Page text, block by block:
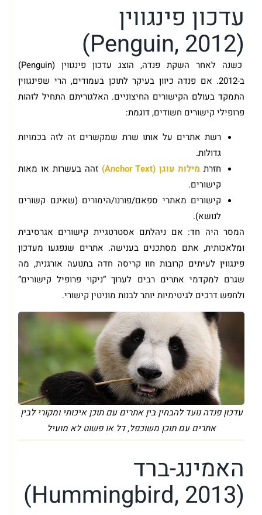
עדכון פינגווין
(Penguin, 2012)
כשנה לאחר השקת פנדה, הוצג עדכון פינגווין (Penguin)
ב-2012. אם פנדה כיוון בעיקר לתוכן בעמודים, הרי שפינגווין
התמקד בעולם הקישורים החיצוניים. האלגוריתם התחיל לזהות
פרופילי קישורים חשודים, דוגמת:
רשת אתרים על אותו שרת שמקשרים זה לזה בכמויות
גדולות.
חזרת מילות עוגן (Anchor Text)
זהה בעשרות או מאות
קישורים.
קישורים מאתרי ספאם/פורנו/הימורים (שאינם קשורים
לנושא).
המסר היה חד: אם ניהלתם אסטרטגיית קישורים אגרסיבית
ומלאכותית, אתם מסתכנים בענישה. אתרים שנפגעו מעדכון
פינגווין לעיתים קרובות חוו קריסה חדה בתנועה אורגנית, מה
שגרם למקדמי אתרים רבים לערוך “ניקוי פרופיל קישורים”
ולחפש דרכים לגיטימיות יותר לבנות מוניטין קישורי.
עדכון פנדה נועד להבחין בין אתרים עם תוכן איכותי ומקורי לבין
אתרים עם תוכן משוכפל, דל או פשוט לא מועיל
האמינג-ברד
(Hummingbird, 2013)